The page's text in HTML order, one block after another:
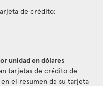
de crédito:
unidad en dólares
tarjetas de crédito de
el resumen de su tarjeta